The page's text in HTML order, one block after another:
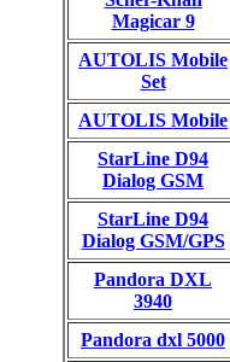
Magicar 9
AUTOLIS Mobile
Set
AUTOLIS Mobile
StarLine D94
Dialog GSM
StarLine D94
Dialog GSM/GPS
Pandora DXL
3940
Pandora dxl 5000